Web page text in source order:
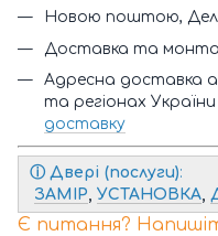
Новою поштою,
Доставка та
Адресна доставка
та регіонах України
доставку
ⓘ Двері (послуги):
ЗАМІР УСТАНОВКА
Є питання?